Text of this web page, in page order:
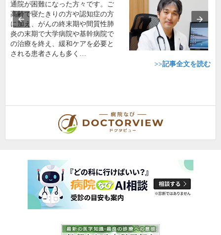
通院が困難になった方々です。ご
高齢で寝たきりの方や認知症の方
に加え、がんの終末期や間質性肺
炎の末期で大学病院や基幹病院で
の治療を終え、緩和ケアを必要と
される患者さんも多く…
>>記事全文を読む